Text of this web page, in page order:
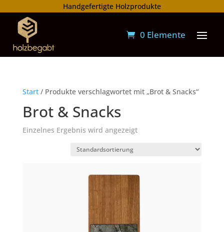
Handgefertigte Holzprodukte
0 Elemente
Start/ Produkte verschlagwortet mit „Brot & Snacks“
Brot & Snacks
Einzelnes Ergebnis wird angezeigt